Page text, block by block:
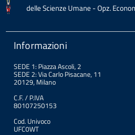
delle Scienze Umane - Opz.
Informazioni
SEDE 1: Piazza Ascoli, 2
SEDE 2: Via Carlo Pisacane, 11
20129, Milano
C.F. / P.IVA
80107250153
Cod. Univoco
UFC0WT